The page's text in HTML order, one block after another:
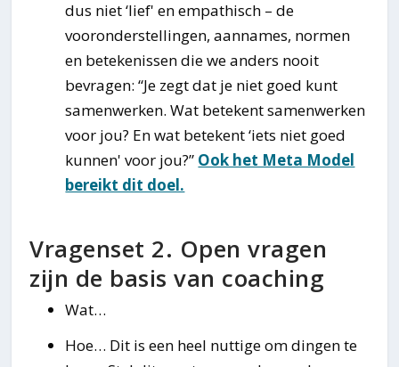
dus niet ‘lief' en empathisch – de
vooronderstellingen, aannames, normen
en betekenissen die we anders nooit
bevragen: “Je zegt dat je niet goed kunt
samenwerken. Wat betekent samenwerken
voor jou? En wat betekent ‘iets niet goed
kunnen' voor jou?” Ook het Meta Model
bereikt dit doel.
Vragenset 2. Open vragen
zijn de basis van coaching
Wat…
Hoe… Dit is een heel nuttige om dingen te